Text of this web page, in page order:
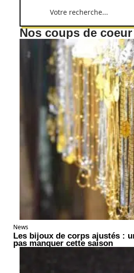
Nos coups de coeur
News
Les bijoux de corps ajustés :
pas manquer cette saison